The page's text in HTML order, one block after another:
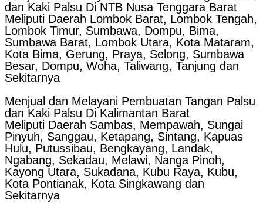
dan Kaki Palsu Di NTB Nusa Tenggara Barat
Meliputi Daerah Lombok Barat, Lombok Tengah,
Lombok Timur, Sumbawa, Dompu, Bima,
Sumbawa Barat, Lombok Utara, Kota Mataram,
Kota Bima, Gerung, Praya, Selong, Sumbawa
Besar, Dompu, Woha, Taliwang, Tanjung dan
Sekitarnya
Menjual dan Melayani Pembuatan Tangan Palsu
dan Kaki Palsu Di Kalimantan Barat
Meliputi Daerah Sambas, Mempawah, Sungai
Pinyuh, Sanggau, Ketapang, Sintang, Kapuas
Hulu, Putussibau, Bengkayang, Landak,
Ngabang, Sekadau, Melawi, Nanga Pinoh,
Kayong Utara, Sukadana, Kubu Raya, Kubu,
Kota Pontianak, Kota Singkawang dan
Sekitarnya